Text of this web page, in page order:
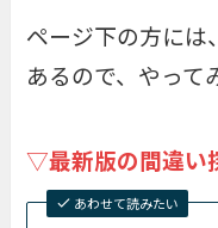
ページ下の方には
あるので、やって
▽最新版の間違い
あわせて読みたい